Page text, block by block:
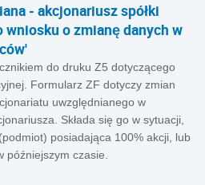
- akcjonariusz spółki
wniosku o zmianę danych w
do druku Z5 dotyczącego
Formularz ZF dotyczy zmian
uwzględnianego w
Składa się go w sytuacji,
posiadająca 100% akcji, lub
późniejszym czasie.